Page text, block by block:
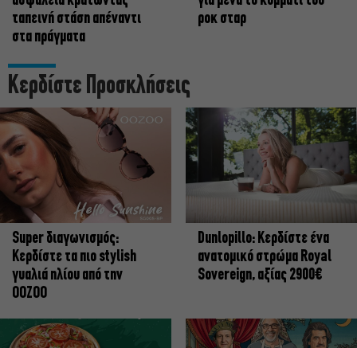
ταπεινή στάση απέναντι
στα πράγματα
ροκ σταρ
Κερδίστε Προσκλήσεις
Super διαγωνισμός:
Κερδίστε τα πιο stylish
γυαλιά ηλίου από την
OOZOO
Dunlopillo: Κερδίστε ένα
ανατομικό στρώμα Royal
Sovereign, αξίας 2900€